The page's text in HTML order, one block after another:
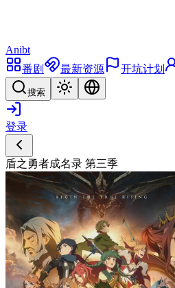
Anibt
番剧
最新资源 开坑计划
搜索
登录
盾之勇者成名录 第三季